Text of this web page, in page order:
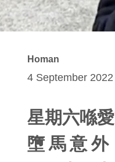
Homan
4 September
星期六喺
墮馬意外